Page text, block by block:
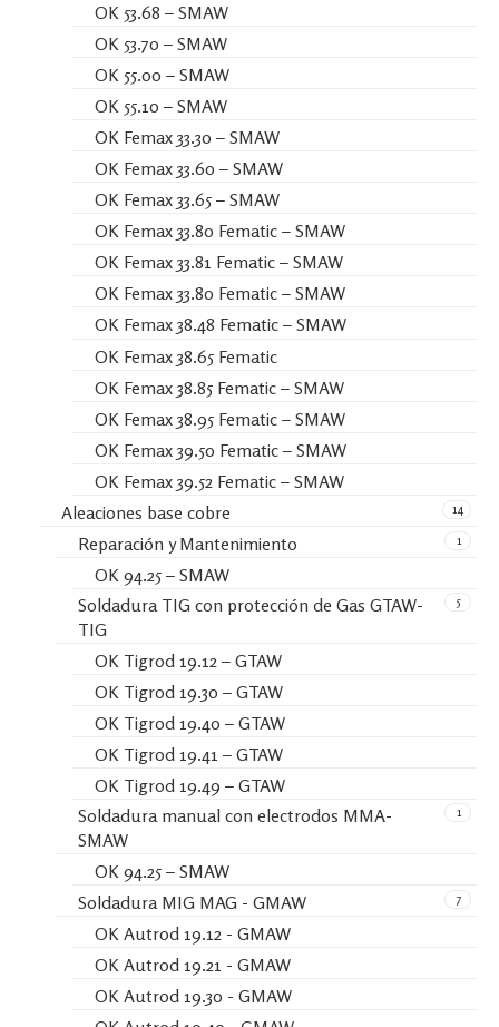
OK 53.68 – SMAW
OK 53.70 – SMAW
OK 55.00 – SMAW
OK 55.10 – SMAW
OK Femax 33.30 – SMAW
OK Femax 33.60 – SMAW
OK Femax 33.65 – SMAW
OK Femax 33.80 Fematic – SMAW
OK Femax 33.81 Fematic – SMAW
OK Femax 33.80 Fematic – SMAW
OK Femax 38.48 Fematic – SMAW
OK Femax 38.65 Fematic
OK Femax 38.85 Fematic – SMAW
OK Femax 38.95 Fematic – SMAW
OK Femax 39.50 Fematic – SMAW
OK Femax 39.52 Fematic – SMAW
14
Aleaciones base cobre
1
Reparación y Mantenimiento
OK 94.25 – SMAW
5
Soldadura TIG con protección de Gas GTAW-
TIG
OK Tigrod 19.12 – GTAW
OK Tigrod 19.30 – GTAW
OK Tigrod 19.40 – GTAW
OK Tigrod 19.41 – GTAW
OK Tigrod 19.49 – GTAW
1
Soldadura manual con electrodos MMA-
SMAW
OK 94.25 – SMAW
7
Soldadura MIG MAG - GMAW
OK Autrod 19.12 - GMAW
OK Autrod 19.21 - GMAW
OK Autrod 19.30 - GMAW